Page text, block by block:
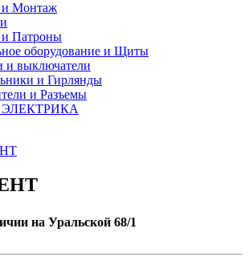
и Монтаж
Патроны
оборудование и Щиты
и выключатели
и Гирлянды
и Разъемы
ЭЛЕКТРИКА
на Уральской 68/1